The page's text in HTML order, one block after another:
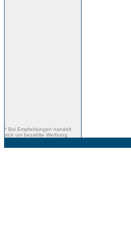
* Bei Empfehlungen handelt
sich um bezahlte Werbung.